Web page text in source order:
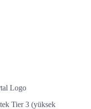
Tier 3 (yüksek